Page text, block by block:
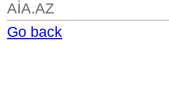
AİA.AZ
Go back